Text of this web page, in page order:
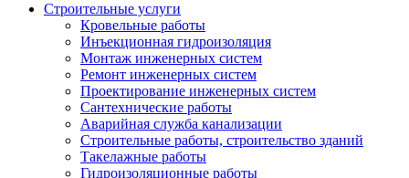
Строительные услуги
Кровельные работы
Инъекционная гидроизоляция
Монтаж инженерных систем
Ремонт инженерных систем
Проектирование инженерных систем
Сантехнические работы
Аварийная служба канализации
Строительные работы, строительство зданий
Такелажные работы
Гидроизоляционные работы